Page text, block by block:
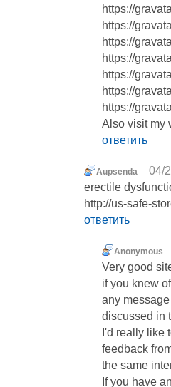
https://
https://
https://
https://
https://
https://
https://
Also visit my
ответить
Aupsenda
04/
erectile
http://us-safe-
ответить
Anonymous
Very good
if you knew of
any
discussed in
I'd really like
feedback
the same
If you have